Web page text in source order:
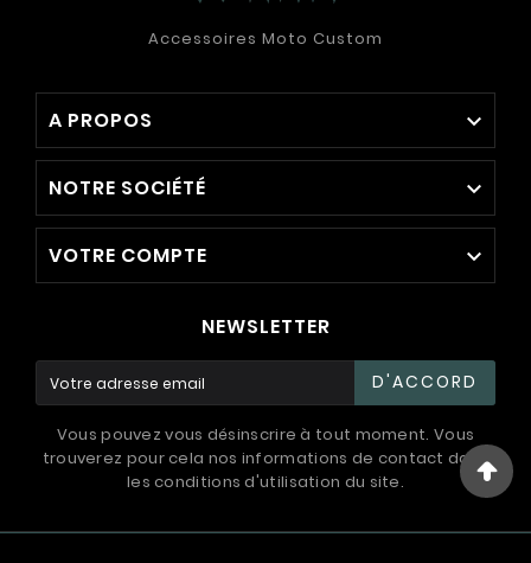
Accessoires Moto Custom
A PROPOS 
NOTRE SOCIÉTÉ 
VOTRE COMPTE 
NEWSLETTER
D'ACCORD
Vous pouvez vous désinscrire à tout moment. Vous
trouverez pour cela nos informations de contact dans
les conditions d'utilisation du site.